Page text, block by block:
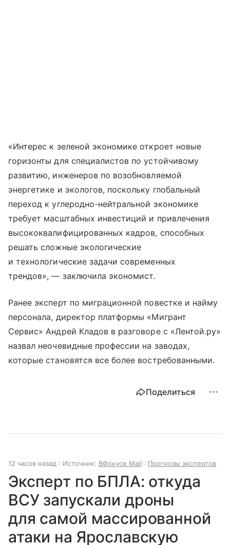
«Интерес к зеленой экономике откроет новые
горизонты для специалистов по устойчивому
развитию, инженеров по возобновляемой
энергетике и экологов, поскольку глобальный
переход к углеродно-нейтральной экономике
требует масштабных инвестиций и привлечения
высококвалифицированных кадров, способных
решать сложные экологические
и технологические задачи современных
трендов», — заключила экономист.
Ранее эксперт по миграционной повестке и найму
персонала, директор платформы «Мигрант
Сервис» Андрей Кладов в разговоре с «Лентой.ру»
назвал неочевидные профессии на заводах,
которые становятся все более востребованными.
Поделиться
12 часов назад Источник: ВФокусе Mail Прогнозы экспертов
Эксперт по БПЛА: откуда
ВСУ запускали дроны
для самой массированной
атаки на Ярославскую